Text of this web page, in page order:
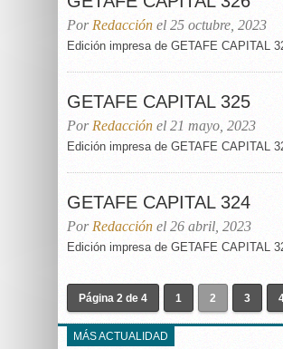
Por Redacción el 25 octubre, 2023
Edición impresa de GETAFE CAPITAL
GETAFE CAPITAL 325
Por Redacción el 21 mayo, 2023
Edición impresa de GETAFE CAPITAL
GETAFE CAPITAL 324
Por Redacción el 26 abril, 2023
Edición impresa de GETAFE CAPITAL
Página 2 de 4 1 2 3
MÁS ACTUALIDAD